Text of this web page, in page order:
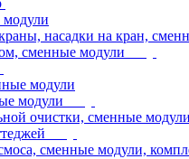
насадки на кран,
сменные модули
модули
модули
очистки, сменные модули
сменные модули,